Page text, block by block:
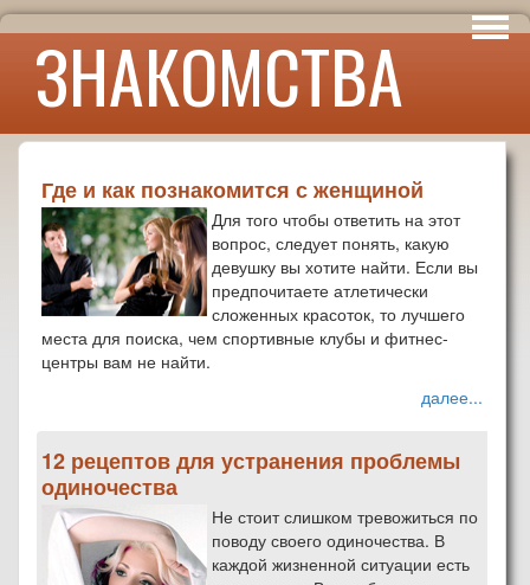
ЗНАКОМСТВА
Интересы
Юмор
Где и как познакомится с женщиной
Для того чтобы ответить на этот
вопрос, следует понять, какую
девушку вы хотите найти. Если вы
предпочитаете атлетически
сложенных красоток, то лучшего
места для поиска, чем спортивные клубы и фитнес-
центры вам не найти.
далее...
12 рецептов для устранения проблемы
одиночества
Не стоит слишком тревожиться по
поводу своего одиночества. В
каждой жизненной ситуации есть